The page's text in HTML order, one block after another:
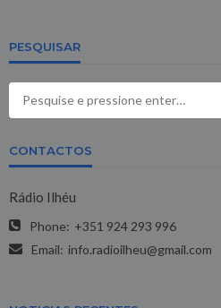
PESQUISAR
CONTACTOS
Rádio Ilhéu
Phone: +351 924 293 996
Email: info.radioilheu@gmail.com